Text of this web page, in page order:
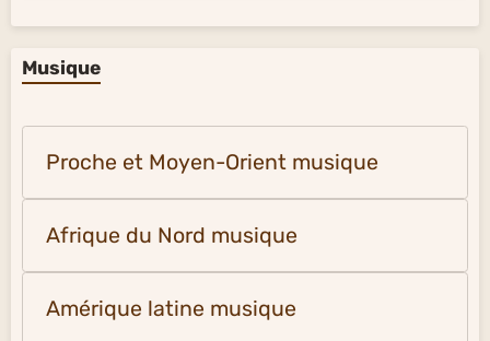
Musique
Proche et Moyen-Orient musique
Afrique du Nord musique
Amérique latine musique